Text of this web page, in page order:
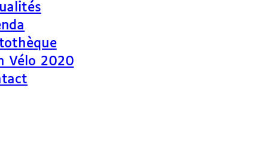
Vélo 2020